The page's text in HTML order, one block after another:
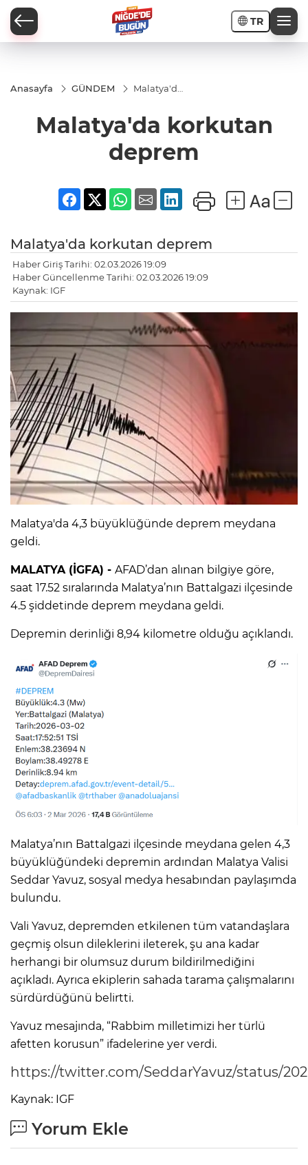
TR
Anasayfa GÜNDEM
Malatya'da
Malatya'da korkutan
deprem
Malatya'da korkutan deprem
Haber Giriş Tarihi: 02.03.2026 19:09
Haber Güncellenme Tarihi: 02.03.2026 19:09
Kaynak: IGF
Malatya'da 4,3 büyüklüğünde deprem meydana
geldi.
MALATYA (İGFA) - AFAD’dan alınan bilgiye göre,
saat 17.52 sıralarında Malatya’nın Battalgazi ilçesinde
4.5 şiddetinde deprem meydana geldi.
Depremin derinliği 8,94 kilometre olduğu açıklandı.
Malatya’nın Battalgazi ilçesinde meydana gelen 4,3
büyüklüğündeki depremin ardından Malatya Valisi
Seddar Yavuz, sosyal medya hesabından paylaşımda
bulundu.
Vali Yavuz, depremden etkilenen tüm vatandaşlara
geçmiş olsun dileklerini ileterek, şu ana kadar
herhangi bir olumsuz durum bildirilmediğini
açıkladı. Ayrıca ekiplerin sahada tarama çalışmalarını
sürdürdüğünü belirtti.
Yavuz mesajında, “Rabbim milletimizi her türlü
afetten korusun” ifadelerine yer verdi.
https://twitter.com/SeddarYavuz/status/
Kaynak: IGF
Yorum Ekle